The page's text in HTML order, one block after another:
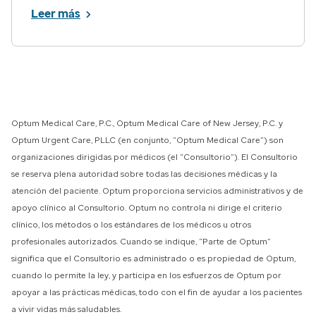
Leer más
Optum Medical Care, P.C., Optum Medical Care of New Jersey, P.C. y
Optum Urgent Care, PLLC (en conjunto, “Optum Medical Care”) son
organizaciones dirigidas por médicos (el “Consultorio”). El Consultorio
se reserva plena autoridad sobre todas las decisiones médicas y la
atención del paciente. Optum proporciona servicios administrativos y de
apoyo clínico al Consultorio. Optum no controla ni dirige el criterio
clínico, los métodos o los estándares de los médicos u otros
profesionales autorizados. Cuando se indique, “Parte de Optum”
significa que el Consultorio es administrado o es propiedad de Optum,
cuando lo permite la ley, y participa en los esfuerzos de Optum por
apoyar a las prácticas médicas, todo con el fin de ayudar a los pacientes
a vivir vidas más saludables.